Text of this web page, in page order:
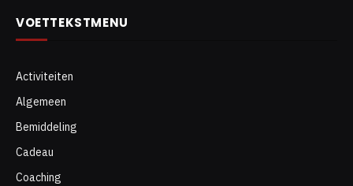
VOETTEKSTMENU
Activiteiten
Algemeen
Bemiddeling
Cadeau
Coaching